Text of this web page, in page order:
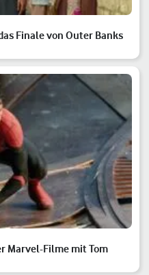
Finale von Outer Banks
Marvel-Filme mit Tom